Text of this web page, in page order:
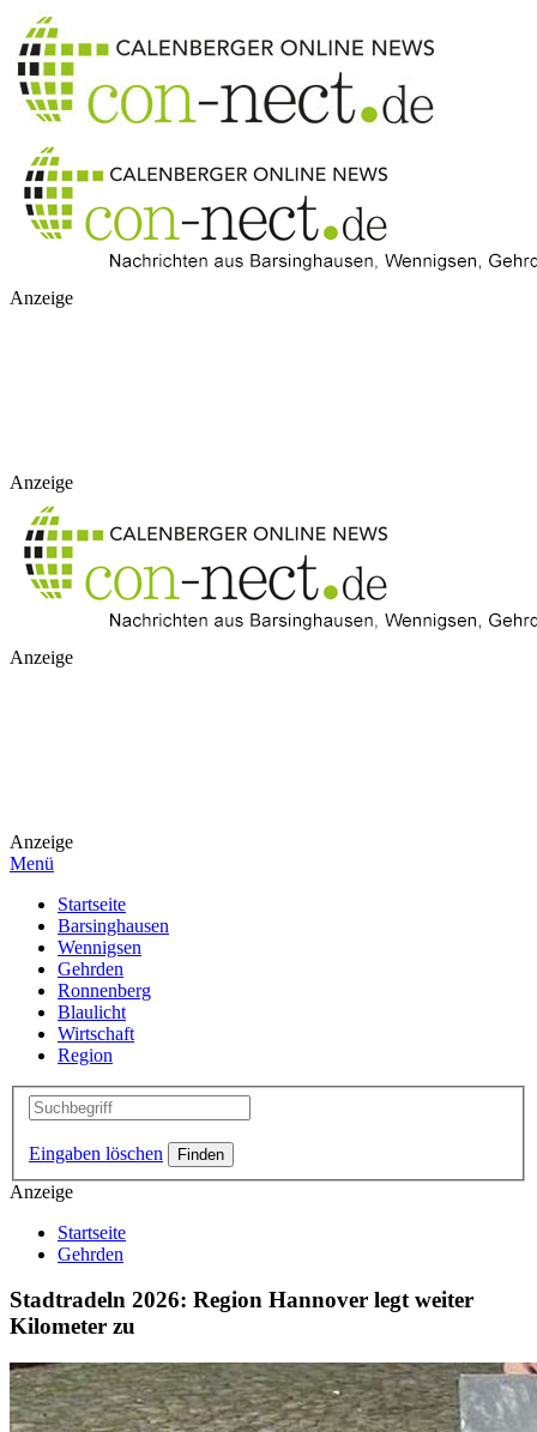
Anzeige
Anzeige
Anzeige
Anzeige
Menü
Startseite
Barsinghausen
Wennigsen
Gehrden
Ronnenberg
Blaulicht
Wirtschaft
Region
Eingaben löschen
Anzeige
Startseite
Gehrden
Stadtradeln 2026: Region Hannover legt weiter
Kilometer zu